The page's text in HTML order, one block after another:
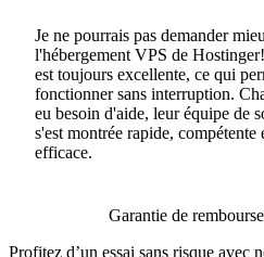
Je ne pourrais pas demander
l'hébergement VPS de
est toujours excellente, ce qui
fonctionner sans interruption.
eu besoin d'aide, leur équipe de
s'est montrée rapide, compétente
efficace.
Garantie de
Profitez d’un essai sans risque avec